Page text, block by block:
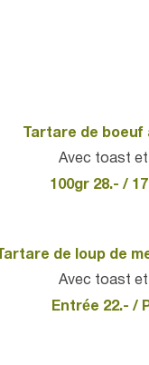
Tartare de boeuf
Avec toast et
100gr 28.- /
Tartare de loup de
Avec toast et
Entrée 22.- /